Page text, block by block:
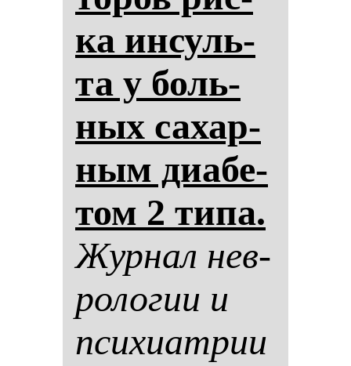
ка ин­суль­
та у боль­
ных са­хар­
ным ди­абе­
том 2 ти­па.
Жур­нал нев­
ро­ло­гии и
пси­хи­ат­рии